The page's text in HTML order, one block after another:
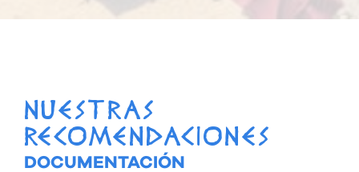
NUESTRAS
RECOMENDACIONES
DOCUMENTACIÓN